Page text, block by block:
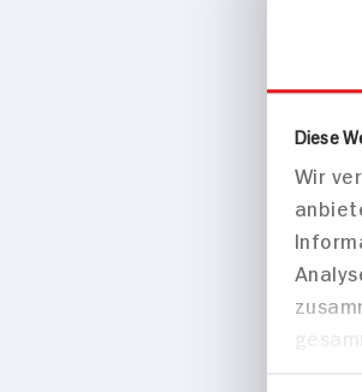
Diese
Wir